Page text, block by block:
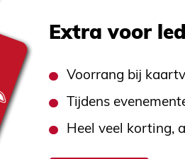
Extra voor
Voorrang bij
Tijdens
Heel veel korting,